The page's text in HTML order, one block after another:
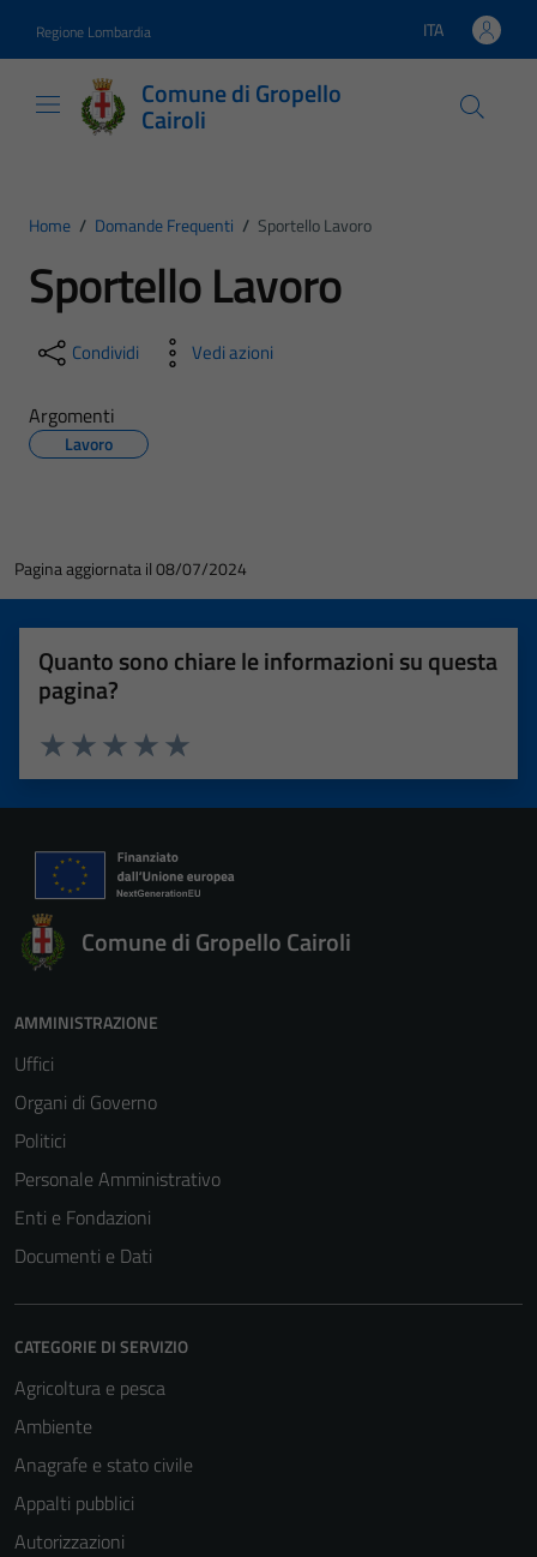
Regione Lombardia Lingua attiva:
ITA
Comune di Gropello
Cairoli
Home / Domande Frequenti / Sportello Lavoro
Sportello Lavoro
Condividi Vedi azioni
Argomenti
Lavoro
Pagina aggiornata il 08/07/2024
Quanto sono chiare le informazioni su questa
pagina?
Valuta 5 stelle su 5
Valuta 4 stelle su 5
Valuta 3 stelle su 5
Valuta 2 stelle su 5
Valuta 1 stelle su 5
Comune di Gropello Cairoli
AMMINISTRAZIONE
Uffici
Organi di Governo
Politici
Personale Amministrativo
Enti e Fondazioni
Documenti e Dati
CATEGORIE DI SERVIZIO
Agricoltura e pesca
Ambiente
Anagrafe e stato civile
Appalti pubblici
Autorizzazioni